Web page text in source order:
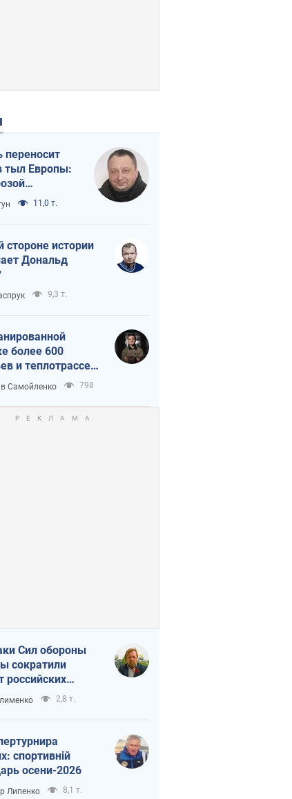
переносит
тыл Европы:
11,0 т.
стороне истории
Дональд
9,3 т.
более 600
и теплотрассе:
на
в Киеве
Самойленко 798
Сил обороны
сократили
российских
2,8 т.
спортивній
осени-2026
Липенко 8,1 т.